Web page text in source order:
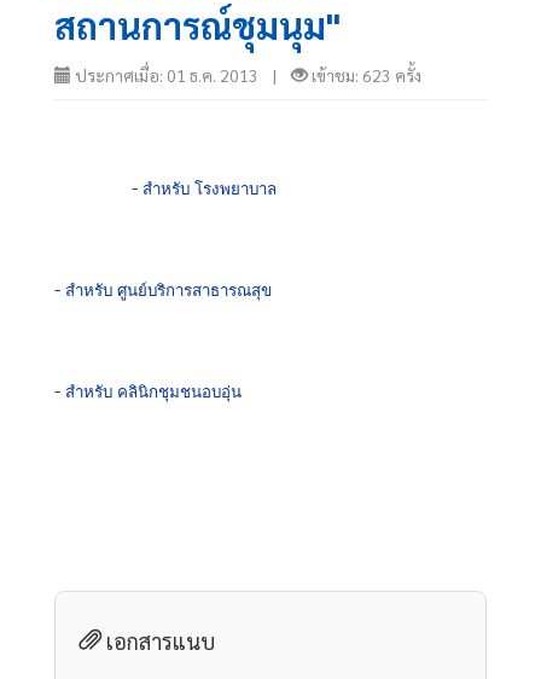
สถานการณ์ชุมนุม"
ประกาศเมื่อ: 01 ธ.ค. 2013 | เข้าชม: 623 ครั้ง
                -
สำหรับ โรงพยาบาล
- สำหรับ ศูนย์บริการสาธารณสุข
- สำหรับ คลินิกชุมชนอบอุ่น
เอกสารแนบ